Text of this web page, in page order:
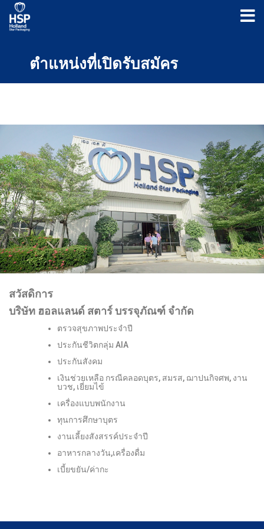
ตำแหน่งที่เปิดรับสมัคร
สวัสดิการ
บริษัท ฮอลแลนด์ สตาร์ บรรจุภัณฑ์ จำกัด
ตรวจสุขภาพประจำปี
ประกันชีวิตกลุ่ม AIA
ประกันสังคม
เงินช่วยเหลือ กรณีคลอดบุตร, สมรส, ฌาปนกิจศพ, งาน
บวช, เยี่ยมไข้
เครื่องแบบพนักงาน
ทุนการศึกษาบุตร
งานเลี้ยงสังสรรค์ประจำปี
อาหารกลางวัน,เครื่องดื่ม
เบี้ยขยัน/ค่ากะ